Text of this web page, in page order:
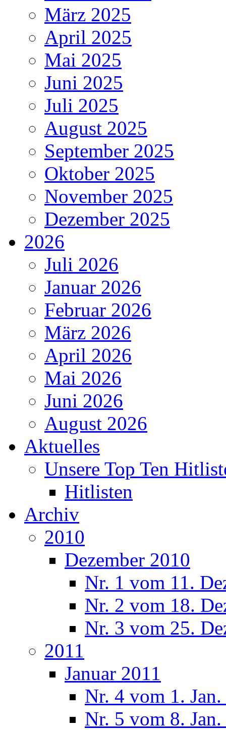
März 2025
April 2025
Mai 2025
Juni 2025
Juli 2025
August 2025
September 2025
Oktober 2025
November 2025
Dezember 2025
2026
Juli 2026
Januar 2026
Februar 2026
März 2026
April 2026
Mai 2026
Juni 2026
August 2026
Aktuelles
Unsere Top Ten
Hitlisten
Archiv
2010
Dezember 2010
Nr. 1 vom 11.
Nr. 2 vom 18.
Nr. 3 vom 25.
2011
Januar 2011
Nr. 4 vom 1.
Nr. 5 vom 8.